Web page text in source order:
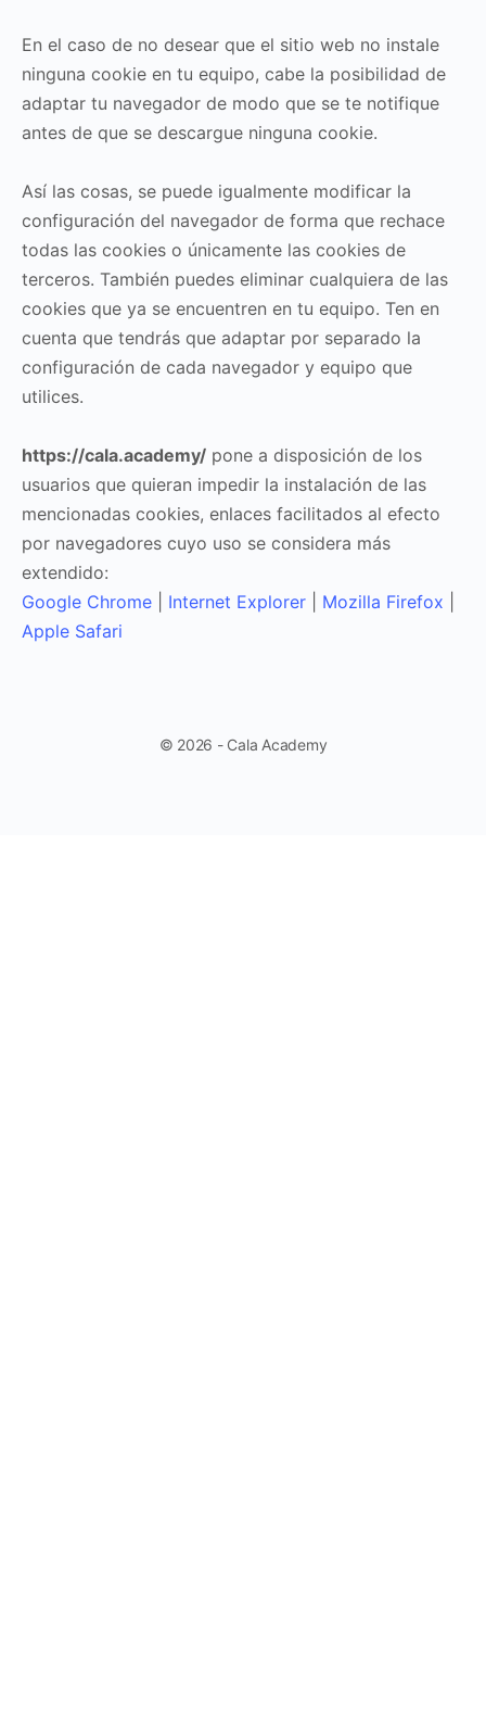
En el caso de no desear que el sitio web no instale
ninguna cookie en tu equipo, cabe la posibilidad de
adaptar tu navegador de modo que se te notifique
antes de que se descargue ninguna cookie.
Así las cosas, se puede igualmente modificar la
configuración del navegador de forma que rechace
todas las cookies o únicamente las cookies de
terceros. También puedes eliminar cualquiera de las
cookies que ya se encuentren en tu equipo. Ten en
cuenta que tendrás que adaptar por separado la
configuración de cada navegador y equipo que
utilices.
https://cala.academy/ pone a disposición de los
usuarios que quieran impedir la instalación de las
mencionadas cookies, enlaces facilitados al efecto
por navegadores cuyo uso se considera más
extendido:
Google Chrome
Internet Explorer Mozilla Firefox
Apple Safari
© 2026 - Cala Academy